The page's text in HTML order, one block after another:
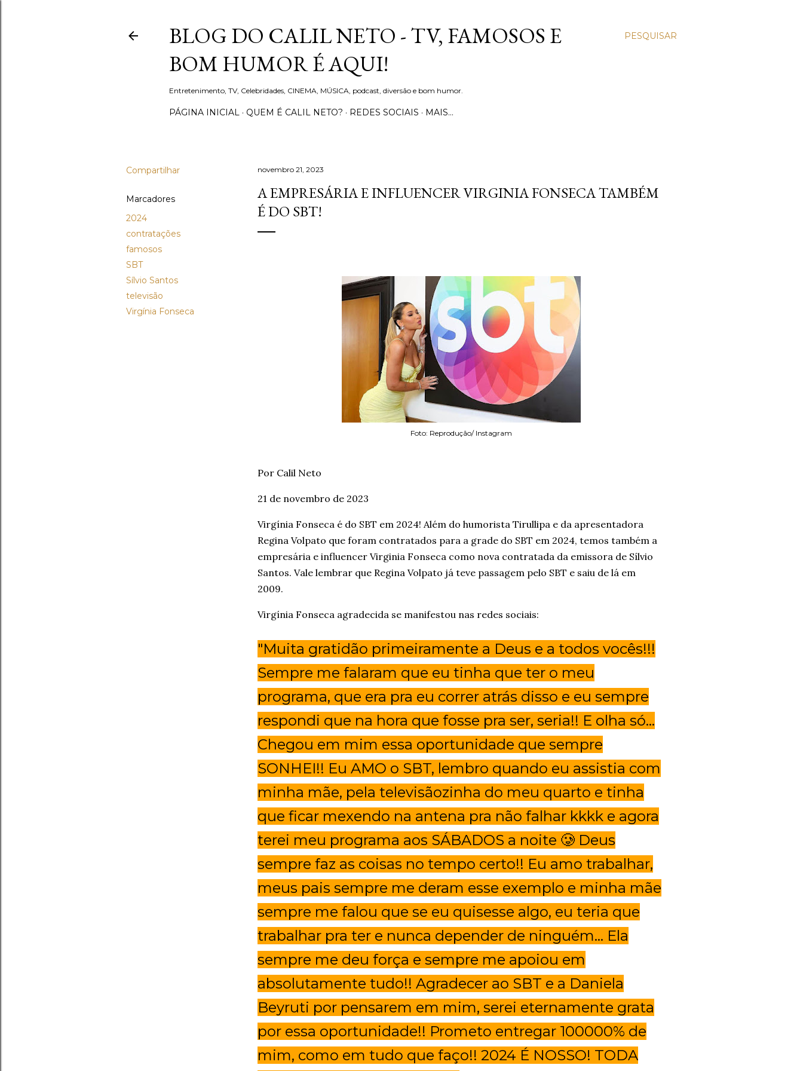
PESQUISAR
BLOG DO CALIL NETO - TV, FAMOSOS E
BOM HUMOR É AQUI!
Entretenimento, TV, Celebridades, CINEMA, MÚSICA, podcast, diversão e bom humor.
PÁGINA INICIAL QUEM É CALIL NETO? REDES SOCIAIS MAIS…
Compartilhar
Marcadores
2024
contratações
famosos
SBT
Sílvio Santos
televisão
Virgínia Fonseca
novembro 21, 2023
A EMPRESÁRIA E INFLUENCER VIRGINIA FONSECA TAMBÉM
É DO SBT!
Foto: Reprodução/ Instagram
Por Calil Neto
21 de novembro de 2023
Virgínia Fonseca é do SBT em 2024! Além do humorista Tirullipa e da apresentadora
Regina Volpato que foram contratados para a grade do SBT em 2024, temos também a
empresária e influencer Virginia Fonseca como nova contratada da emissora de Sílvio
Santos. Vale lembrar que Regina Volpato já teve passagem pelo SBT e saiu de lá em
2009.
Virgínia Fonseca agradecida se manifestou nas redes sociais:
"Muita gratidão primeiramente a Deus e a todos vocês!!!
Sempre me falaram que eu tinha que ter o meu
programa, que era pra eu correr atrás disso e eu sempre
respondi que na hora que fosse pra ser, seria!! E olha só…
Chegou em mim essa oportunidade que sempre
SONHEI!! Eu AMO o SBT, lembro quando eu assistia com
minha mãe, pela televisãozinha do meu quarto e tinha
que ficar mexendo na antena pra não falhar kkkk e agora
terei meu programa aos SÁBADOS a noite 🥲 Deus
sempre faz as coisas no tempo certo!! Eu amo trabalhar,
meus pais sempre me deram esse exemplo e minha mãe
sempre me falou que se eu quisesse algo, eu teria que
trabalhar pra ter e nunca depender de ninguém… Ela
sempre me deu força e sempre me apoiou em
absolutamente tudo!! Agradecer ao SBT e a Daniela
Beyruti por pensarem em mim, serei eternamente grata
por essa oportunidade!! Prometo entregar 100000% de
mim, como em tudo que faço!! 2024 É NOSSO! TODA